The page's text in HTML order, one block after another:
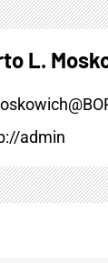
L.
admin